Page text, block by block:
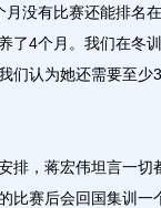
月没有比赛还能排名
了4个月。我们在冬
们认为她还需要至
，蒋宏伟坦言一切
比赛后会回国集训